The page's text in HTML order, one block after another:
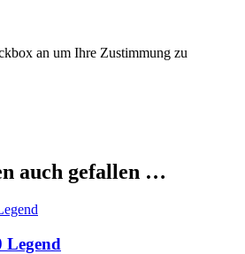
an um Ihre Zustimmung zu
auch gefallen …
Legend